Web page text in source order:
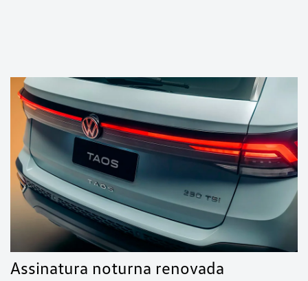
Assinatura noturna renovada